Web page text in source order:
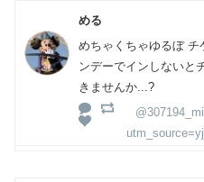
める
めちゃくちゃゆるぼ チ
ンデーでインしないと
きませんか...?